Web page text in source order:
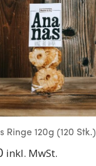
Ringe 120g (120 Stk.)
inkl. MwSt.